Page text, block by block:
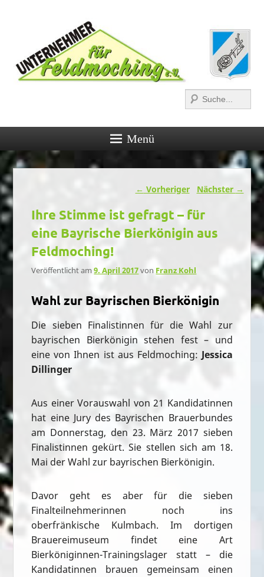
Menü
Beitragsnavigation ← Vorheriger Nächster →
Ihre Stimme ist gefragt – für
eine Bayrische Bierkönigin aus
Feldmoching!
Veröffentlicht am9. April 2017von Franz Kohl
Wahl zur Bayrischen Bierkönigin
Die sieben Finalistinnen für die Wahl zur
bayrischen Bierkönigin stehen fest – und
eine von Ihnen ist aus Feldmoching: Jessica
Dillinger
Aus einer Vorauswahl von 21 Kandidatinnen
hat eine Jury des Bayrischen Brauerbundes
am Donnerstag, den 23. März 2017 sieben
Finalistinnen gekürt. Sie stellen sich am 18.
Mai der Wahl zur bayrischen Bierkönigin.
Davor geht es aber für die sieben
Finalteilnehmerinnen noch ins
oberfränkische Kulmbach. Im dortigen
Brauereimuseum findet eine Art
Bierköniginnen-Trainingslager statt – die
Kandidatinnen brauen gemeinsam einen